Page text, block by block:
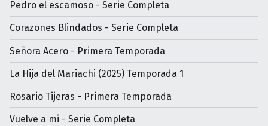
Pedro el escamoso - Serie Completa
Corazones Blindados - Serie Completa
Señora Acero - Primera Temporada
La Hija del Mariachi (2025) Temporada 1
Rosario Tijeras - Primera Temporada
Vuelve a mi - Serie Completa